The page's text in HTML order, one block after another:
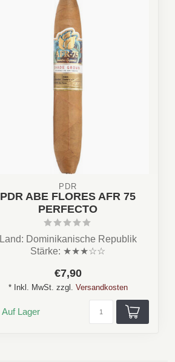
PDR
PDR ABE FLORES AFR 75
PERFECTO
Land: Dominikanische Republik
Stärke: ★★★☆☆
Kaffee,Würzi...
€7,90
* Inkl. MwSt. zzgl. Versandkosten
Auf Lager